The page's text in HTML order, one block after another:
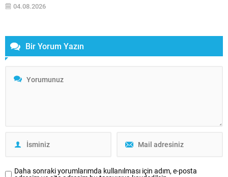
çoğu zaman yeterince takdir edilmediğini belirterek, “Engelliler bu
04.08.2026
Bir Yorum Yazın
Daha sonraki yorumlarımda kullanılması için adım, e-posta